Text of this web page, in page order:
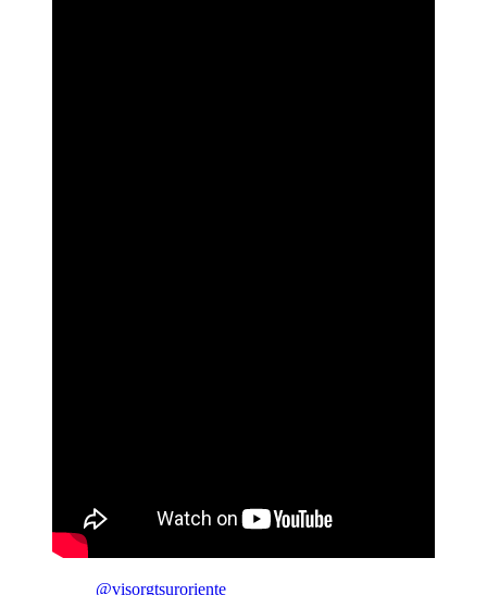
@visorgtsuroriente